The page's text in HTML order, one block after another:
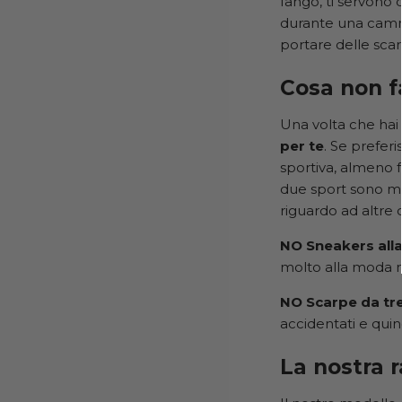
durante una
portare delle
Cosa non
Una volta che
per te. Se
sportiva, almeno
due sport sono
riguardo ad altre
NO Sneakers
molto alla moda
NO Scarpe da
accidentati e
La nostra